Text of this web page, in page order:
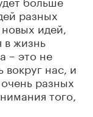
разных
идей,
в жизнь
– это не
вокруг нас, и
разных
того,